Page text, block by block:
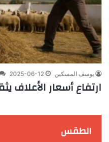
يوسف المسكين 2025-06-12
ارتفاع أسعار الأعلاف
الطقس